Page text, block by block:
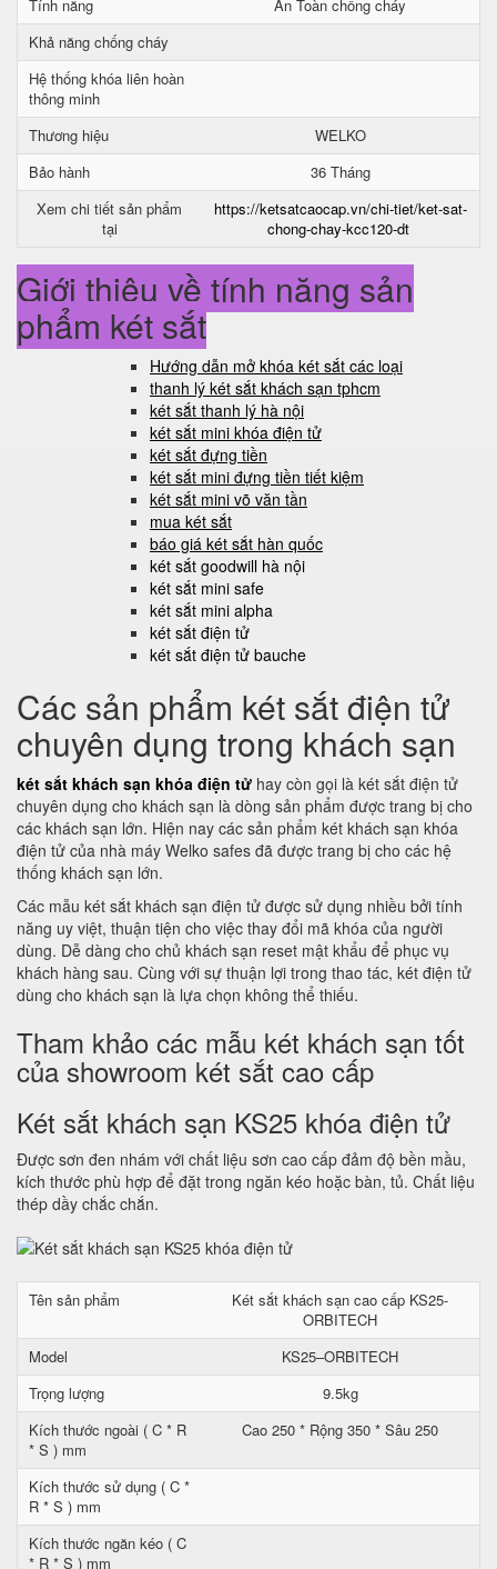
Tính năng
An Toàn chống cháy
Khả năng chống cháy
Hệ thống khóa liên hoàn
thông minh
Thương hiệu
WELKO
Bảo hành
36 Tháng
Xem chi tiết sản phẩm
tại
https://ketsatcaocap.vn/chi-tiet/ket-sat-
chong-chay-kcc120-dt
Giới thiệu về tính năng sản
phẩm két sắt
Hướng dẫn mở khóa két sắt các loại
thanh lý két sắt khách sạn tphcm
két sắt thanh lý hà nội
két sắt mini khóa điện tử
két sắt đựng tiền
két sắt mini đựng tiền tiết kiệm
két sắt mini võ văn tần
mua két sắt
báo giá két sắt hàn quốc
két sắt goodwill hà nội
két sắt mini safe
két sắt mini alpha
két sắt điện tử
két sắt điện tử bauche
Các sản phẩm két sắt điện tử
chuyên dụng trong khách sạn
két sắt khách sạn khóa điện tử hay còn gọi là két sắt điện tử
chuyên dụng cho khách sạn là dòng sản phẩm được trang bị cho
các khách sạn lớn. Hiện nay các sản phẩm két khách sạn khóa
điện tử của nhà máy Welko safes đã được trang bị cho các hệ
thống khách sạn lớn.
Các mẫu két sắt khách sạn điện tử được sử dụng nhiều bởi tính
năng uy việt, thuận tiện cho việc thay đổi mã khóa của người
dùng. Dễ dàng cho chủ khách sạn reset mật khẩu để phục vụ
khách hàng sau. Cùng với sự thuận lợi trong thao tác, két điện tử
dùng cho khách sạn là lựa chọn không thể thiếu.
Tham khảo các mẫu két khách sạn tốt
của showroom két sắt cao cấp
Két sắt khách sạn KS25 khóa điện tử
Được sơn đen nhám với chất liệu sơn cao cấp đảm độ bền mầu,
kích thước phù hợp để đặt trong ngăn kéo hoặc bàn, tủ. Chất liệu
thép dầy chắc chắn.
Tên sản phẩm
Két sắt khách sạn cao cấp KS25-
ORBITECH
Model
KS25–ORBITECH
Trọng lượng
9.5kg
Kích thước ngoài ( C * R
* S ) mm
Cao 250 * Rộng 350 * Sâu 250
Kích thước sử dụng ( C *
R * S ) mm
Kích thước ngăn kéo ( C
* R * S ) mm